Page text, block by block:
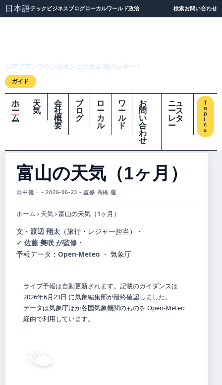
日本語テック ビジネスブログローカルワールド政治 検索お問い合わせ
ジアプアンフウンズオンエクオム 朝のレポート
ガイド
ホ
ー
ム
天
気
会
社
概
要
ブ
ロ
グ
ロ
ー
カ
ル
ワ
ー
ル
ド
お
問
い
合
わ
せ
ニュ
ース
レタ
ー
T
o
p
i
c
s
富山の天気（1ヶ月）
田中健一 • 2026-06-23 • 監修 高橋 蓮
ホーム › 天気›富山の天気（1ヶ月）
文・ 渡辺 翔太 （旅行・レジャー担当）
・
佐藤 美咲 が監修 ・
予報データ： Open-Meteo ・ 気象庁
ライブ予報は自動更新されます。記載のガイダンスは
2026年6月23日 に気象編集部が最終確認しました。
データは気象庁ほか各国気象機関のものを Open-Meteo
経由で利用しています。
🌤️